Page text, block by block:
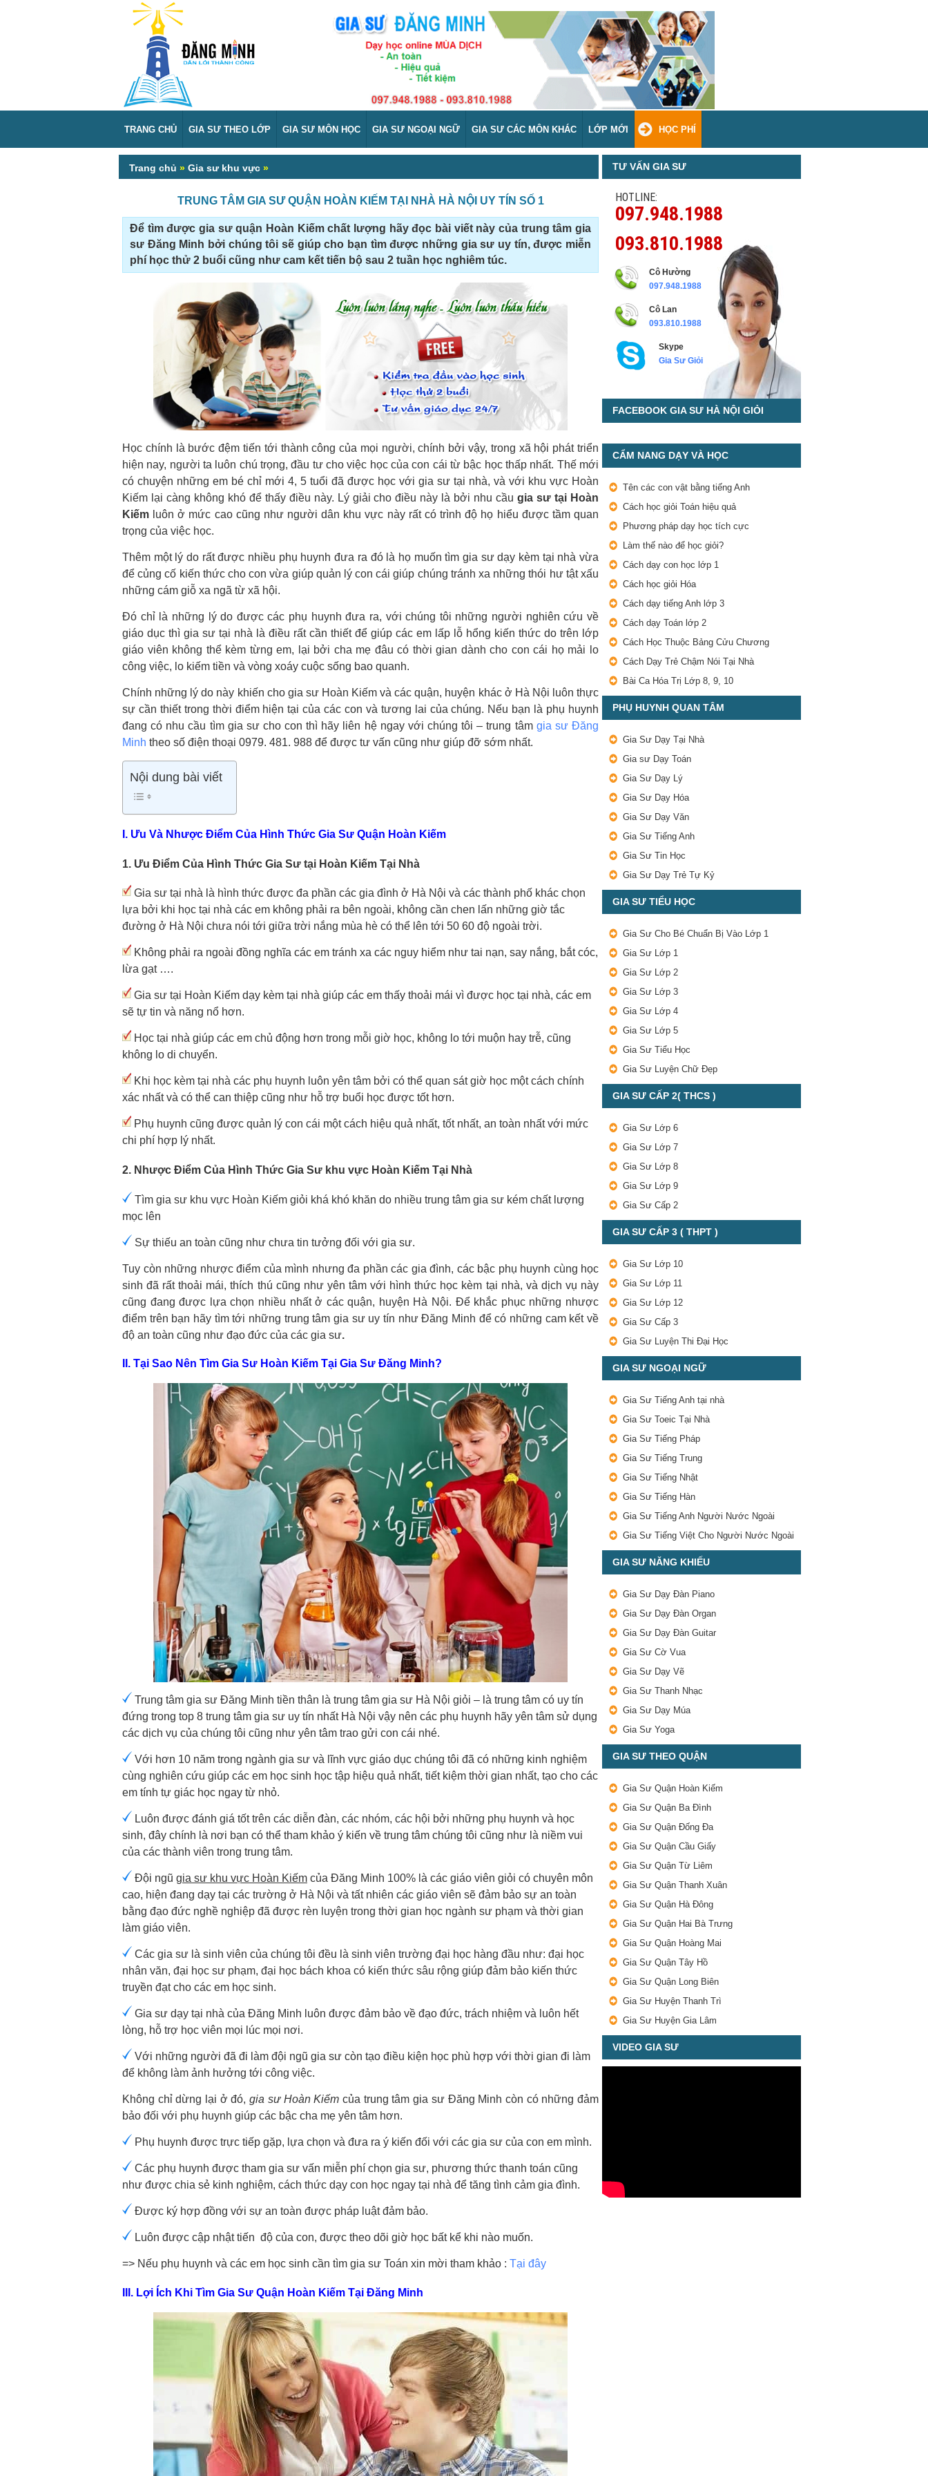
TRANG CHỦ GIA SƯ THEO LỚP GIA SƯ MÔN HỌC GIA SƯ NGOẠI NGỮ GIA SƯ CÁC MÔN KHÁC LỚP MỚI HỌC PHÍ
Trang chủ » Gia sư khu vực »
TRUNG TÂM GIA SƯ QUẬN HOÀN KIẾM TẠI NHÀ HÀ NỘI UY TÍN SỐ 1
Để tìm được gia sư quận Hoàn Kiếm chất lượng hãy đọc bài viết này của trung tâm gia
sư Đăng Minh bởi chúng tôi sẽ giúp cho bạn tìm được những gia sư uy tín, được miễn
phí học thử 2 buổi cũng như cam kết tiến bộ sau 2 tuần học nghiêm túc.
Học chính là bước đệm tiến tới thành công của mọi người, chính bởi vậy, trong xã hội phát triển
hiện nay, người ta luôn chú trọng, đầu tư cho việc học của con cái từ bậc học thấp nhất. Thế mới
có chuyện những em bé chỉ mới 4, 5 tuổi đã được học với gia sư tại nhà, và với khu vực Hoàn
Kiếm lại càng không khó để thấy điều này. Lý giải cho điều này là bởi nhu cầugia sư tại Hoàn
Kiếm luôn ở mức cao cũng như người dân khu vực này rất có trình độ họ hiểu được tầm quan
trọng của việc học.
Thêm một lý do rất được nhiều phụ huynh đưa ra đó là họ muốn tìm gia sư dạy kèm tại nhà vừa
để củng cố kiến thức cho con vừa giúp quản lý con cái giúp chúng tránh xa những thói hư tật xấu
những cám giỗ xa ngã từ xã hội.
Đó chỉ là những lý do được các phụ huynh đưa ra, với chúng tôi những người nghiên cứu về
giáo dục thì gia sư tại nhà là điều rất cần thiết để giúp các em lấp lỗ hổng kiến thức do trên lớp
giáo viên không thể kèm từng em, lại bởi cha mẹ đâu có thời gian dành cho con cái họ mải lo
công việc, lo kiếm tiền và vòng xoáy cuộc sống bao quanh.
Chính những lý do này khiến cho gia sư Hoàn Kiếm và các quận, huyện khác ở Hà Nội luôn thực
sự cần thiết trong thời điểm hiện tại của các con và tương lai của chúng. Nếu bạn là phụ huynh
đang có nhu cầu tìm gia sư cho con thì hãy liên hệ ngay với chúng tôi – trung tâm gia sư Đăng
Minh theo số điện thoại 0979. 481. 988 để được tư vấn cũng như giúp đỡ sớm nhất.
Nội dung bài viết
I. Ưu Và Nhược Điểm Của Hình Thức Gia Sư Quận Hoàn Kiếm
1. Ưu Điểm Của Hình Thức Gia Sư tại Hoàn Kiếm Tại Nhà
Gia sư tại nhà là hình thức được đa phần các gia đình ở Hà Nội và các thành phố khác chọn
lựa bởi khi học tại nhà các em không phải ra bên ngoài, không cần chen lấn những giờ tắc
đường ở Hà Nội chưa nói tới giữa trời nắng mùa hè có thể lên tới 50 60 độ ngoài trời.
Không phải ra ngoài đồng nghĩa các em tránh xa các nguy hiểm như tai nạn, say nắng, bắt cóc,
lừa gạt ….
Gia sư tại Hoàn Kiếm dạy kèm tại nhà giúp các em thấy thoải mái vì được học tại nhà, các em
sẽ tự tin và năng nổ hơn.
Học tại nhà giúp các em chủ động hơn trong mỗi giờ học, không lo tới muộn hay trễ, cũng
không lo di chuyển.
Khi học kèm tại nhà các phụ huynh luôn yên tâm bởi có thể quan sát giờ học một cách chính
xác nhất và có thể can thiệp cũng như hỗ trợ buổi học được tốt hơn.
Phụ huynh cũng được quản lý con cái một cách hiệu quả nhất, tốt nhất, an toàn nhất với mức
chi phí hợp lý nhất.
2. Nhược Điểm Của Hình Thức Gia Sư khu vực Hoàn Kiếm Tại Nhà
Tìm gia sư khu vực Hoàn Kiếm giỏi khá khó khăn do nhiều trung tâm gia sư kém chất lượng
mọc lên
Sự thiếu an toàn cũng như chưa tin tưởng đối với gia sư.
Tuy còn những nhược điểm của mình nhưng đa phần các gia đình, các bậc phụ huynh cùng học
sinh đã rất thoải mái, thích thú cũng như yên tâm với hình thức học kèm tại nhà, và dịch vụ này
cũng đang được lựa chọn nhiều nhất ở các quận, huyện Hà Nội. Để khắc phục những nhược
điểm trên bạn hãy tìm tới những trung tâm gia sư uy tín như Đăng Minh để có những cam kết về
độ an toàn cũng như đạo đức của các gia sư.
II. Tại Sao Nên Tìm Gia Sư Hoàn Kiếm Tại Gia Sư Đăng Minh?
Trung tâm gia sư Đăng Minh tiền thân là trung tâm gia sư Hà Nội giỏi – là trung tâm có uy tín
đứng trong top 8 trung tâm gia sư uy tín nhất Hà Nội vậy nên các phụ huynh hãy yên tâm sử dụng
các dịch vụ của chúng tôi cũng như yên tâm trao gửi con cái nhé.
Với hơn 10 năm trong ngành gia sư và lĩnh vực giáo dục chúng tôi đã có những kinh nghiệm
cùng nghiên cứu giúp các em học sinh học tập hiệu quả nhất, tiết kiệm thời gian nhất, tạo cho các
em tính tự giác học ngay từ nhỏ.
Luôn được đánh giá tốt trên các diễn đàn, các nhóm, các hội bởi những phụ huynh và học
sinh, đây chính là nơi bạn có thể tham khảo ý kiến về trung tâm chúng tôi cũng như là niềm vui
của các thành viên trong trung tâm.
Đội ngũ gia sư khu vực Hoàn Kiếm của Đăng Minh 100% là các giáo viên giỏi có chuyên môn
cao, hiện đang dạy tại các trường ở Hà Nội và tất nhiên các giáo viên sẽ đảm bảo sự an toàn
bằng đạo đức nghề nghiệp đã được rèn luyện trong thời gian học ngành sư phạm và thời gian
làm giáo viên.
Các gia sư là sinh viên của chúng tôi đều là sinh viên trường đại học hàng đầu như: đại học
nhân văn, đại học sư phạm, đại học bách khoa có kiến thức sâu rộng giúp đảm bảo kiến thức
truyền đạt cho các em học sinh.
Gia sư dạy tại nhà của Đăng Minh luôn được đảm bảo về đạo đức, trách nhiệm và luôn hết
lòng, hỗ trợ học viên mọi lúc mọi nơi.
Với những người đã đi làm đội ngũ gia sư còn tạo điều kiện học phù hợp với thời gian đi làm
để không làm ảnh hưởng tới công việc.
Không chỉ dừng lại ở đó,gia sư Hoàn Kiếm của trung tâm gia sư Đăng Minh còn có những đảm
bảo đối với phụ huynh giúp các bậc cha mẹ yên tâm hơn.
Phụ huynh được trực tiếp gặp, lựa chọn và đưa ra ý kiến đối với các gia sư của con em mình.
Các phụ huynh được tham gia sư vấn miễn phí chọn gia sư, phương thức thanh toán cũng
như được chia sẻ kinh nghiệm, cách thức dạy con học ngay tại nhà để tăng tình cảm gia đình.
Được ký hợp đồng với sự an toàn được pháp luật đảm bảo.
Luôn được cập nhật tiến độ của con, được theo dõi giờ học bất kể khi nào muốn.
=> Nếu phụ huynh và các em học sinh cần tìm gia sư Toán xin mời tham khảo : Tại đây
III. Lợi Ích Khi Tìm Gia Sư Quận Hoàn Kiếm Tại Đăng Minh
TƯ VẤN GIA SƯ
HOTLINE:
097.948.1988
093.810.1988
Cô Hường
097.948.1988
Cô Lan
093.810.1988
Skype
Gia Sư Giỏi
FACEBOOK GIA SƯ HÀ NỘI GIỎI
CẨM NANG DẠY VÀ HỌC
Tên các con vật bằng tiếng Anh
Cách học giỏi Toán hiệu quả
Phương pháp dạy học tích cực
Làm thế nào để học giỏi?
Cách dạy con học lớp 1
Cách học giỏi Hóa
Cách dạy tiếng Anh lớp 3
Cách dạy Toán lớp 2
Cách Học Thuộc Bảng Cửu Chương
Cách Dạy Trẻ Chậm Nói Tại Nhà
Bài Ca Hóa Trị Lớp 8, 9, 10
PHỤ HUYNH QUAN TÂM
Gia Sư Dạy Tại Nhà
Gia sư Dạy Toán
Gia Sư Dạy Lý
Gia Sư Dạy Hóa
Gia Sư Dạy Văn
Gia Sư Tiếng Anh
Gia Sư Tin Học
Gia Sư Dạy Trẻ Tự Kỷ
GIA SƯ TIỂU HỌC
Gia Sư Cho Bé Chuẩn Bị Vào Lớp 1
Gia Sư Lớp 1
Gia Sư Lớp 2
Gia Sư Lớp 3
Gia Sư Lớp 4
Gia Sư Lớp 5
Gia Sư Tiểu Học
Gia Sư Luyện Chữ Đẹp
GIA SƯ CẤP 2( THCS )
Gia Sư Lớp 6
Gia Sư Lớp 7
Gia Sư Lớp 8
Gia Sư Lớp 9
Gia Sư Cấp 2
GIA SƯ CẤP 3 ( THPT )
Gia Sư Lớp 10
Gia Sư Lớp 11
Gia Sư Lớp 12
Gia Sư Cấp 3
Gia Sư Luyện Thi Đại Học
GIA SƯ NGOẠI NGỮ
Gia Sư Tiếng Anh tại nhà
Gia Sư Toeic Tại Nhà
Gia Sư Tiếng Pháp
Gia Sư Tiếng Trung
Gia Sư Tiếng Nhật
Gia Sư Tiếng Hàn
Gia Sư Tiếng Anh Người Nước Ngoài
Gia Sư Tiếng Việt Cho Người Nước Ngoài
GIA SƯ NĂNG KHIẾU
Gia Sư Dạy Đàn Piano
Gia Sư Dạy Đàn Organ
Gia Sư Dạy Đàn Guitar
Gia Sư Cờ Vua
Gia Sư Dạy Vẽ
Gia Sư Thanh Nhạc
Gia Sư Dạy Múa
Gia Sư Yoga
GIA SƯ THEO QUẬN
Gia Sư Quận Hoàn Kiếm
Gia Sư Quận Ba Đình
Gia Sư Quận Đống Đa
Gia Sư Quận Cầu Giấy
Gia Sư Quận Từ Liêm
Gia Sư Quận Thanh Xuân
Gia Sư Quận Hà Đông
Gia Sư Quận Hai Bà Trưng
Gia Sư Quận Hoàng Mai
Gia Sư Quận Tây Hồ
Gia Sư Quận Long Biên
Gia Sư Huyện Thanh Trì
Gia Sư Huyện Gia Lâm
VIDEO GIA SƯ